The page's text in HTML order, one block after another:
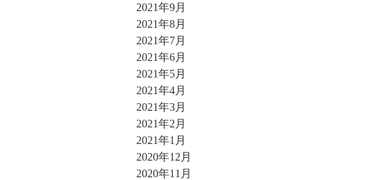
2021年9月
2021年8月
2021年7月
2021年6月
2021年5月
2021年4月
2021年3月
2021年2月
2021年1月
2020年12月
2020年11月